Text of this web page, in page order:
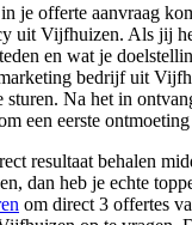
je offerte aanvraag
uit Vijfhuizen. Als jij
en wat je
bedrijf uit
sturen. Na het in
een eerste
resultaat behalen
dan heb je echte
om direct 3 offertes